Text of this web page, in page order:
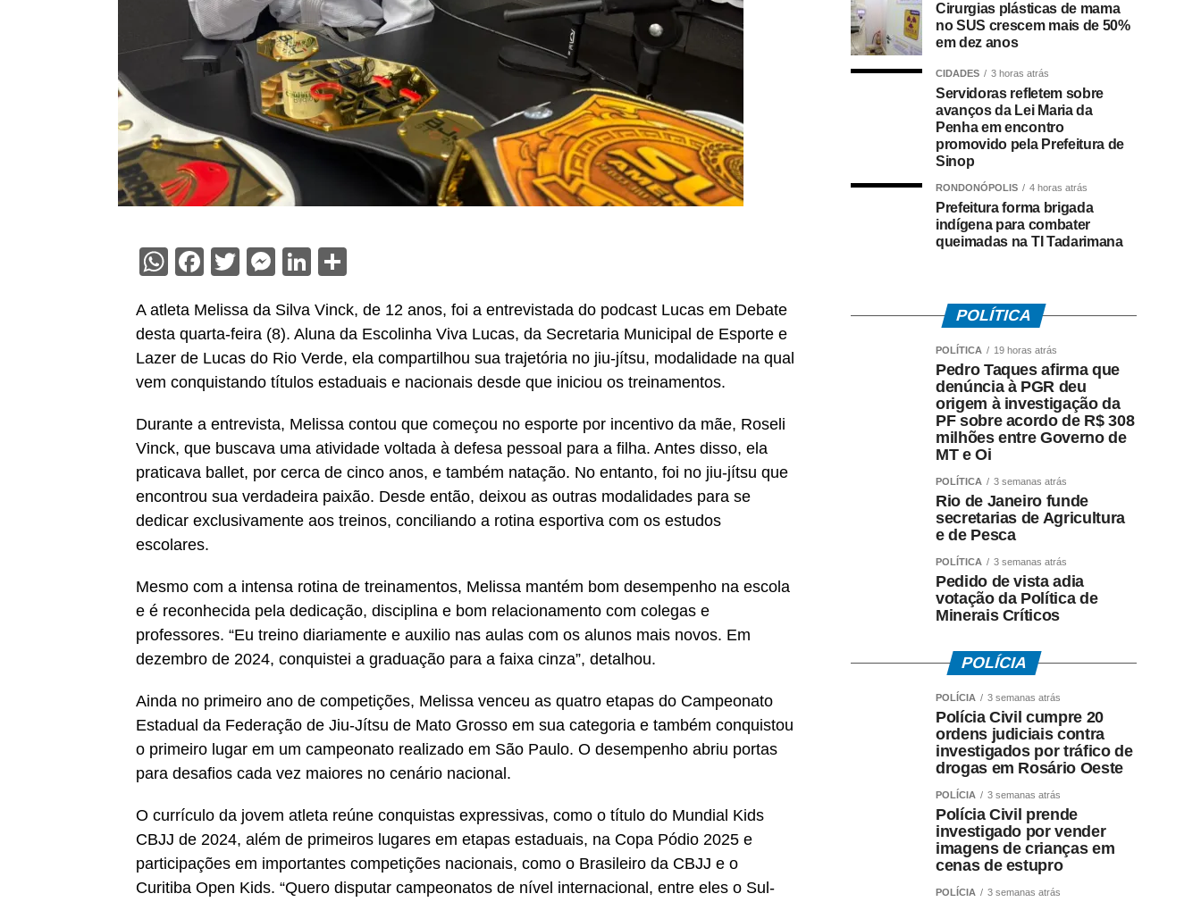
WhatsApp
Facebook
Twitter
Messenger
LinkedIn
A atleta Melissa da Silva Vinck, de 12 anos, foi a entrevistada do podcast Lucas em Debate
desta quarta-feira (8). Aluna da Escolinha Viva Lucas, da Secretaria Municipal de Esporte e
Lazer de Lucas do Rio Verde, ela compartilhou sua trajetória no jiu-jítsu, modalidade na qual
vem conquistando títulos estaduais e nacionais desde que iniciou os treinamentos.
Durante a entrevista, Melissa contou que começou no esporte por incentivo da mãe, Roseli
Vinck, que buscava uma atividade voltada à defesa pessoal para a filha. Antes disso, ela
praticava ballet, por cerca de cinco anos, e também natação. No entanto, foi no jiu-jítsu que
encontrou sua verdadeira paixão. Desde então, deixou as outras modalidades para se
dedicar exclusivamente aos treinos, conciliando a rotina esportiva com os estudos
escolares.
Mesmo com a intensa rotina de treinamentos, Melissa mantém bom desempenho na escola
e é reconhecida pela dedicação, disciplina e bom relacionamento com colegas e
professores. “Eu treino diariamente e auxilio nas aulas com os alunos mais novos. Em
dezembro de 2024, conquistei a graduação para a faixa cinza”, detalhou.
Ainda no primeiro ano de competições, Melissa venceu as quatro etapas do Campeonato
Estadual da Federação de Jiu-Jítsu de Mato Grosso em sua categoria e também conquistou
o primeiro lugar em um campeonato realizado em São Paulo. O desempenho abriu portas
para desafios cada vez maiores no cenário nacional.
O currículo da jovem atleta reúne conquistas expressivas, como o título do Mundial Kids
CBJJ de 2024, além de primeiros lugares em etapas estaduais, na Copa Pódio 2025 e
participações em importantes competições nacionais, como o Brasileiro da CBJJ e o
Curitiba Open Kids. “Quero disputar campeonatos de nível internacional, entre eles o Sul-
Cirurgias plásticas de mama
no SUS crescem mais de 50%
em dez anos
CIDADES 3 horas atrás
Servidoras refletem sobre
avanços da Lei Maria da
Penha em encontro
promovido pela Prefeitura de
Sinop
RONDONÓPOLIS 4 horas atrás
Prefeitura forma brigada
indígena para combater
queimadas na TI Tadarimana
POLÍTICA
POLÍTICA 19 horas atrás
Pedro Taques afirma que
denúncia à PGR deu
origem à investigação da
PF sobre acordo de R$ 308
milhões entre Governo de
MT e Oi
POLÍTICA 3 semanas atrás
Rio de Janeiro funde
secretarias de Agricultura
e de Pesca
POLÍTICA 3 semanas atrás
Pedido de vista adia
votação da Política de
Minerais Críticos
POLÍCIA
POLÍCIA 3 semanas atrás
Polícia Civil cumpre 20
ordens judiciais contra
investigados por tráfico de
drogas em Rosário Oeste
POLÍCIA 3 semanas atrás
Polícia Civil prende
investigado por vender
imagens de crianças em
cenas de estupro
POLÍCIA 3 semanas atrás